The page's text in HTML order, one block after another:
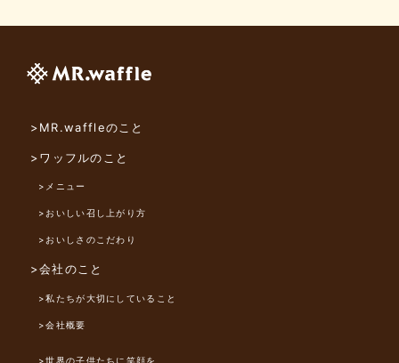
>MR.waffleのこと
>ワッフルのこと
>メニュー
>おいしい召し上がり方
>おいしさのこだわり
>会社のこと
>私たちが大切にしていること
>会社概要
>世界の子供たちに笑顔を